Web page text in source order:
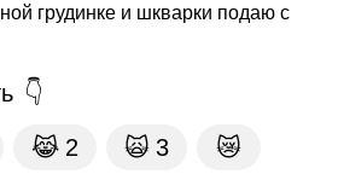
грудинке и шкварки подаю с
😹 2 🙀 3 😿